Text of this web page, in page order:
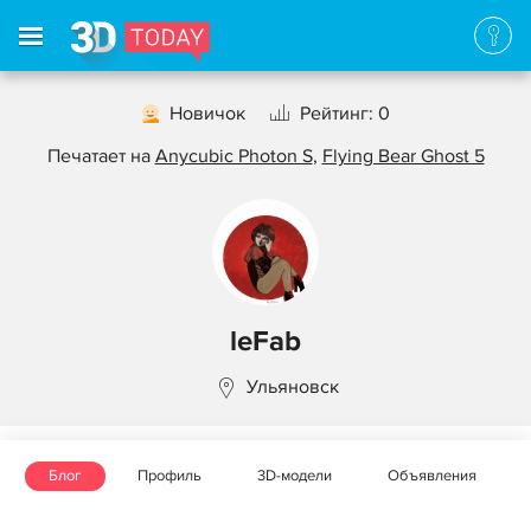
Новичок
Рейтинг: 0
Печатает на Anycubic Photon S, Flying Bear Ghost 5
leFab
Ульяновск
Блог Профиль 3D-модели Объявления